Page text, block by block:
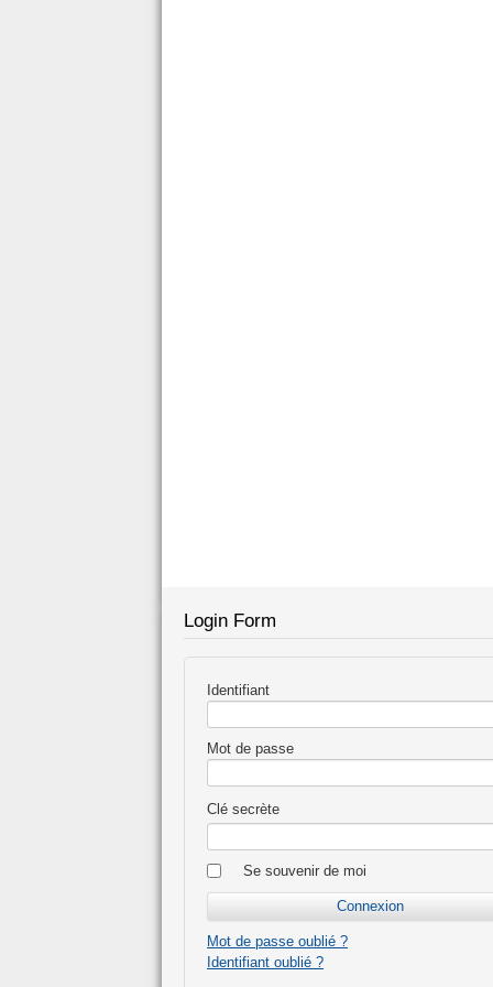
Login Form
Identifiant
Mot de passe
Clé secrète
Se souvenir de moi
Mot de passe oublié ?
Identifiant oublié ?